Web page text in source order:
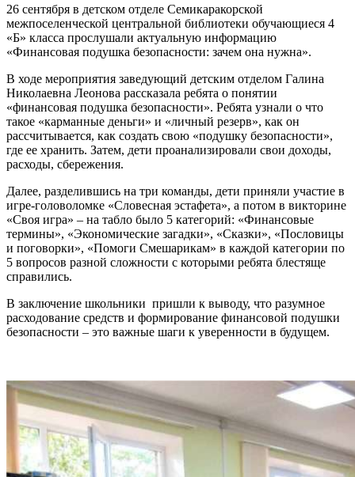
26 сентября в детском отделе Семикаракорской
межпоселенческой центральной библиотеки обучающиеся 4
«Б» класса прослушали актуальную информацию
«Финансовая подушка безопасности: зачем она нужна».
В ходе мероприятия заведующий детским отделом Галина
Николаевна Леонова рассказала ребята о понятии
«финансовая подушка безопасности». Ребята узнали о что
такое «карманные деньги» и «личный резерв», как он
рассчитывается, как создать свою «подушку безопасности»,
где ее хранить. Затем, дети проанализировали свои доходы,
расходы, сбережения.
Далее, разделившись на три команды, дети приняли участие в
игре-головоломке «Словесная эстафета», а потом в викторине
«Своя игра» – на табло было 5 категорий: «Финансовые
термины», «Экономические загадки», «Сказки», «Пословицы
и поговорки», «Помоги Смешарикам» в каждой категории по
5 вопросов разной сложности с которыми ребята блестяще
справились.
В заключение школьники пришли к выводу, что разумное
расходование средств и формирование финансовой подушки
безопасности – это важные шаги к уверенности в будущем.